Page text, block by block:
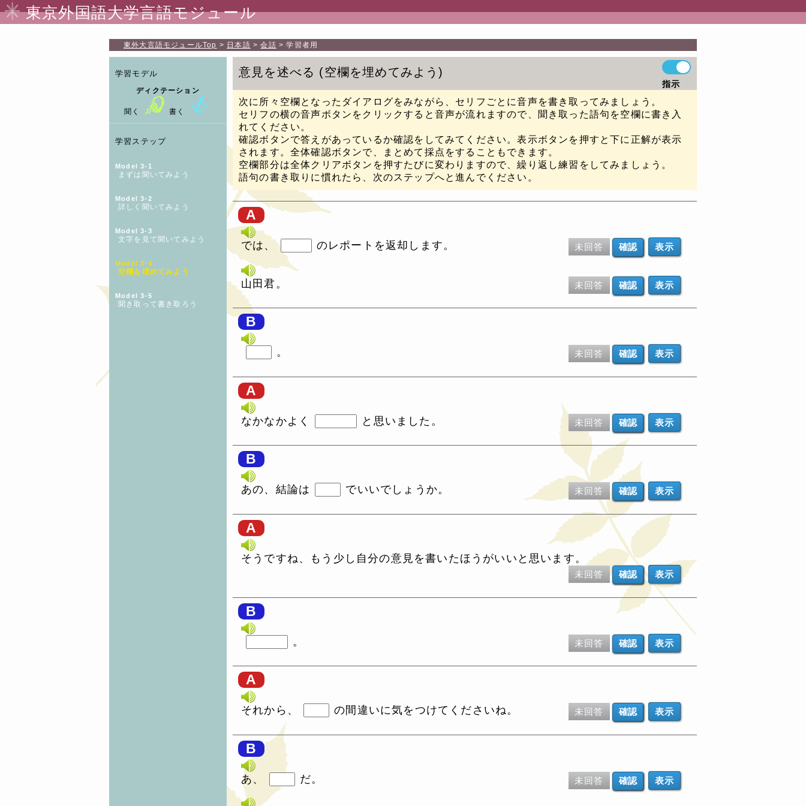
東京外国語大学言語モジュール
東外大言語モジュールTop 日本語 会話 学習者用
学習モデル
ディクテーション
聞く 書く
学習ステップ
Model 3-1
まずは聞いてみよう
Model 3-2
詳しく聞いてみよう
Model 3-3
文字を見て聞いてみよう
Model 3-4
空欄を埋めてみよう
Model 3-5
聞き取って書き取ろう
意見を述べる 空欄を埋めてみよう
指示
次に所々空欄となったダイアログをみながら、セリフごとに音声を書き取ってみましょう。
セリフの横の音声ボタンをクリックすると音声が流れますので、聞き取った語句を空欄に書き入
れてください。
確認ボタンで答えがあっているか確認をしてみてください。表示ボタンを押すと下に正解が表示
されます。全体確認ボタンで、まとめて採点をすることもできます。
空欄部分は全体クリアボタンを押すたびに変わりますので、繰り返し練習をしてみましょう。
語句の書き取りに慣れたら、次のステップへと進んでください。
A
では、 のレポートを返却します。 未回答 表示
山田君。 未回答 表示
B
。 未回答 表示
A
なかなかよく と思いました。 未回答 表示
B
あの、結論は でいいでしょうか。 未回答 表示
A
そうですね、もう少し自分の意見を書いたほうがいいと思います。
未回答 表示
B
。 未回答 表示
A
それから、 の間違いに気をつけてくださいね。 未回答 表示
B
あ、 だ。 未回答 表示